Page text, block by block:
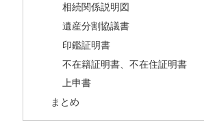
相続関係説明図
遺産分割協議書
印鑑証明書
不在籍証明書、不在住証明書
上申書
まとめ